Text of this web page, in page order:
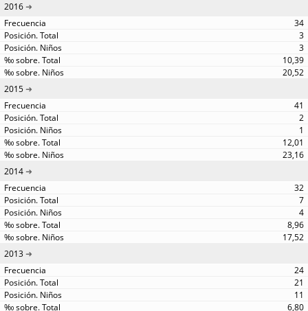
2016
34
3
3
10,39
20,52
2015
41
2
1
12,01
23,16
2014
32
7
4
8,96
17,52
2013
24
21
11
6,80